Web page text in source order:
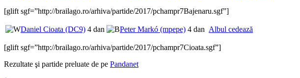
[glift sgf=”http://brailago.ro/arhiva/partide/2017/pchampr7Bajenaru.sgf”]
Daniel Cioata (DC9) 4 dan Peter Markó (mpepe) 4 dan Albul cedează
[glift sgf=”http://brailago.ro/arhiva/partide/2017/pchampr7Cioata.sgf”]
Rezultate şi partide preluate de pe Pandanet